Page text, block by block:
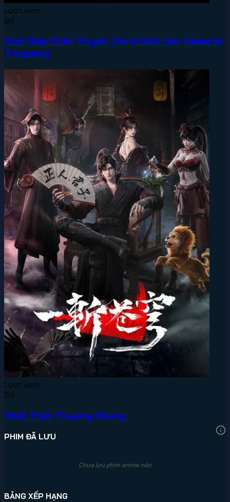
Lượt xem:
94
Khải Giáp Chân Truyền (Yoroi Shin Den Samurai
Troopers)
Lượt xem:
39
Nhất Trảm Thương Khung
PHIM ĐÃ LƯU
Chưa lưu phim anime nào
BẢNG XẾP HẠNG